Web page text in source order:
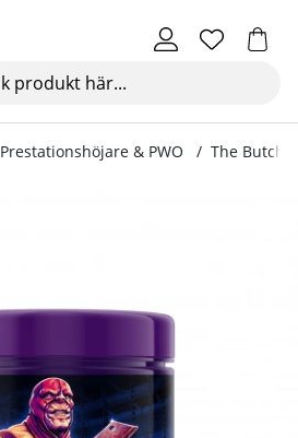
Prestationshöjare & PWO The